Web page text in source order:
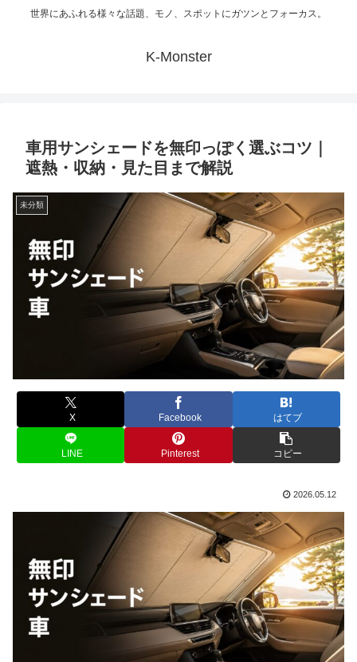
世界にあふれる様々な話題、モノ、スポットにガツンとフォーカス。
K-Monster
車用サンシェードを無印っぽく選ぶコツ｜
遮熱・収納・見た目まで解説
未分類
X Facebook はてブ
LINE Pinterest コピー
2026.05.12